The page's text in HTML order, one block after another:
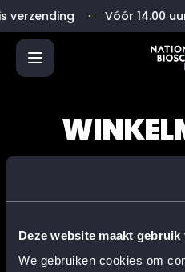
Deze website maakt gebruik
We gebruiken cookies om
verzending ⋅ Vóór 14.00